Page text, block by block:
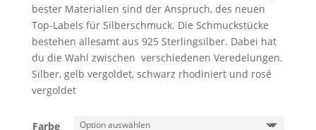
bester Materialien sind der Anspruch, des neuen
Top-Labels für Silberschmuck. Die Schmuckstücke
bestehen allesamt aus 925 Sterlingsilber. Dabei hat
du die Wahl zwischen verschiedenen Veredelungen.
Silber, gelb vergoldet, schwarz rhodiniert und rosé
vergoldet
Farbe